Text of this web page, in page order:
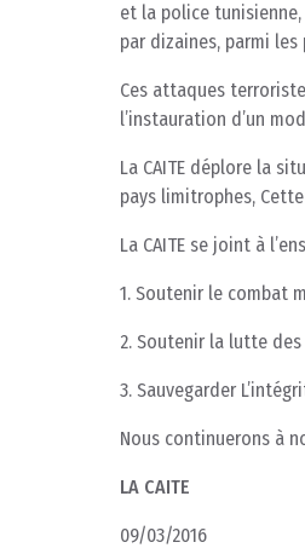
et la police
par dizaines, parmi
Ces attaques
l’instauration d’un
La CAITE déplore la
pays limitrophes,
La CAITE se joint à
1. Soutenir le combat
2. Soutenir la lutte
3. Sauvegarder
Nous continuerons à
LA CAITE
09/03/2016